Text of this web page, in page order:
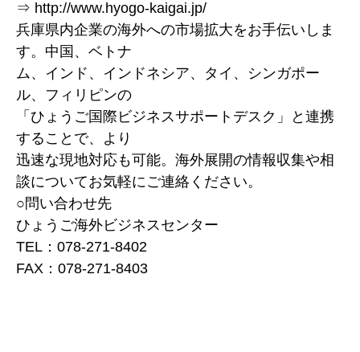
⇒ http://www.hyogo-kaigai.jp/
兵庫県内企業の海外への市場拡大をお手伝いしま
す。中国、ベトナ
ム、インド、インドネシア、タイ、シンガポー
ル、フィリピンの
「ひょうご国際ビジネスサポートデスク」と連携
することで、より
迅速な現地対応も可能。海外展開の情報収集や相
談についてお気軽にご連絡ください。
○問い合わせ先
ひょうご海外ビジネスセンター
TEL：078-271-8402
FAX：078-271-8403